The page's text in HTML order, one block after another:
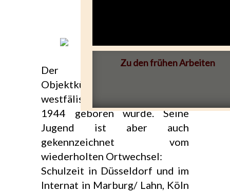
Zu den frühen Arbeiten
Der Bildhauer und
Objektkünstler kommt aus dem
westfälischen Hagen, wo er
1944 geboren wurde. Seine
Jugend ist aber auch
gekennzeichnet vom
wiederholten Ortwechsel:
Schulzeit in Düsseldorf und im
Internat in Marburg/ Lahn, Köln